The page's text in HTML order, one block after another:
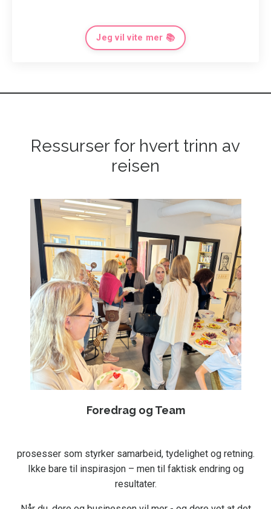
Jeg vil vite mer 📚
Ressurser for hvert trinn av
reisen
Foredrag og Team
prosesser som styrker samarbeid, tydelighet og retning.
Ikke bare til inspirasjon – men til faktisk endring og
resultater.